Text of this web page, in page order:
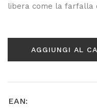
libera come la farfalla
AGGIUNGI AL
EAN: